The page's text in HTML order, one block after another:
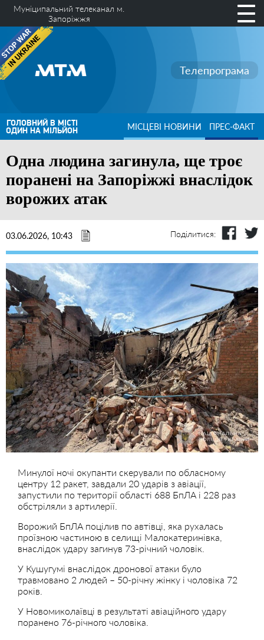
Муніципальний телеканал м.
Запоріжжя
Телепрограма
ГОЛОВНИЙ В МІСТІ
ОДИН НА МІЛЬЙОН МІСЦЕВІ НОВИНИ ПРЕС-ФАКТ
Одна людина загинула, ще троє
поранені на Запоріжжі внаслідок
ворожих атак
03.06.2026, 10:43 Поділитися:
Минулої ночі окупанти скерували по обласному
центру 12 ракет, завдали 20 ударів з авіації,
запустили по території області 688 БпЛА і 228 раз
обстріляли з артилерії.
Ворожий БпЛА поцілив по автівці, яка рухалась
проїзною частиною в селищі Малокатеринівка,
внаслідок удару загинув 73-річний чоловік.
У Кушугумі внаслідок дронової атаки було
травмовано 2 людей – 50-річну жінку і чоловіка 72
років.
У Новомиколаївці в результаті авіаційного удару
поранено 76-річного чоловіка.